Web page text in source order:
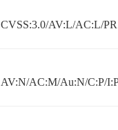
CVSS:3.0/AV:L/AC:L/
AV:N/AC:M/Au:N/C:P/